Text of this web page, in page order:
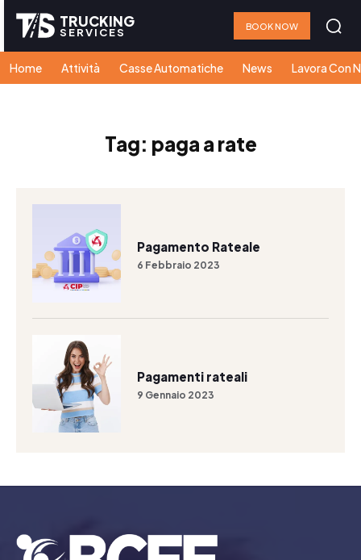
TRUCKING
SERVICES BOOK NOW
Home Attività Casse Automatiche News Lavora Con
Tag: paga a rate
Pagamento Rateale
6 Febbraio 2023
Pagamenti rateali
9 Gennaio 2023